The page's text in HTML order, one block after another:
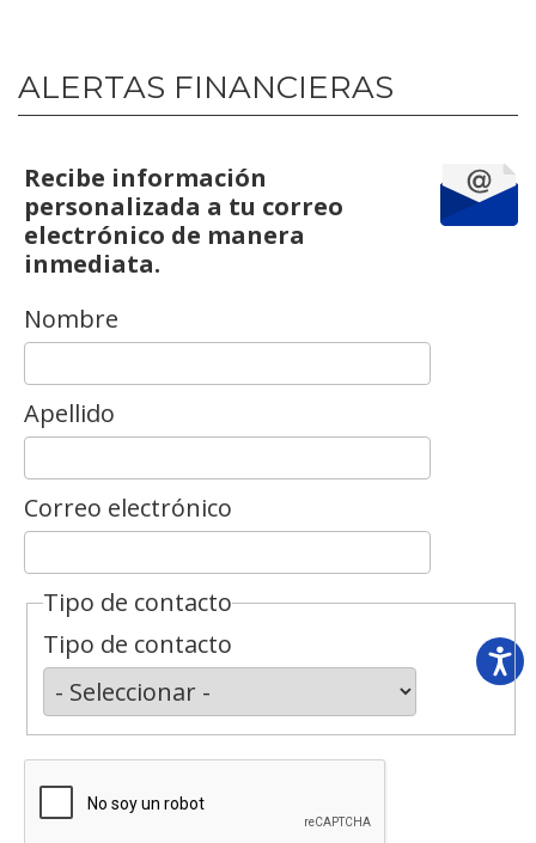
ALERTAS FINANCIERAS
Recibe información
personalizada a tu correo
electrónico de manera
inmediata.
Nombre
Apellido
Correo electrónico
Tipo de contacto
Tipo de contacto